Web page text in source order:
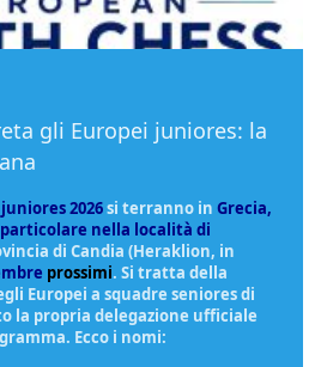
gli Europei juniores: la
2026si terranno in Grecia,
nella località di
di Candia (Heraklion, in
prossimi. Si tratta della
Europei a squadre seniores di
la propria delegazione ufficiale
Ecco i nomi: